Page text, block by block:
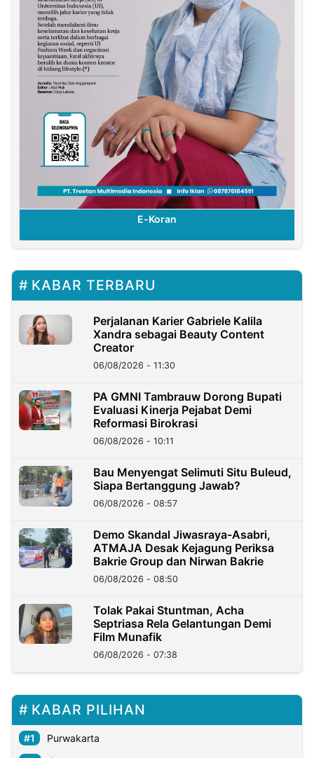
E-Koran
KABAR TERBARU
Perjalanan Karier Gabriele Kalila
Xandra sebagai Beauty Content
Creator
06/08/2026 - 11:30
PA GMNI Tambrauw Dorong Bupati
Evaluasi Kinerja Pejabat Demi
Reformasi Birokrasi
06/08/2026 - 10:11
Bau Menyengat Selimuti Situ Buleud,
Siapa Bertanggung Jawab?
06/08/2026 - 08:57
Demo Skandal Jiwasraya-Asabri,
ATMAJA Desak Kejagung Periksa
Bakrie Group dan Nirwan Bakrie
06/08/2026 - 08:50
Tolak Pakai Stuntman, Acha
Septriasa Rela Gelantungan Demi
Film Munafik
06/08/2026 - 07:38
KABAR PILIHAN
Purwakarta